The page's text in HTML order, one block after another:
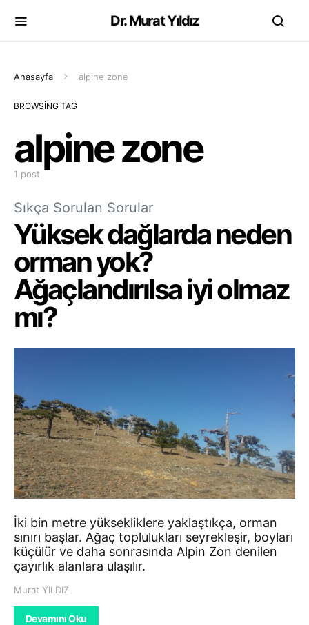
Dr. Murat Yıldız
Anasayfa alpine zone
BROWSING TAG
alpine zone
1 post
Sıkça Sorulan Sorular
Yüksek dağlarda neden
orman yok?
Ağaçlandırılsa iyi olmaz
mı?
İki bin metre yüksekliklere yaklaştıkça, orman
sınırı başlar. Ağaç toplulukları seyrekleşir, boyları
küçülür ve daha sonrasında Alpin Zon denilen
çayırlık alanlara ulaşılır.
Murat YILDIZ
Devamını Oku